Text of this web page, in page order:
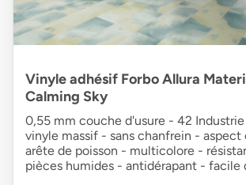
Vinyle adhésif Forbo Allura
Calming Sky
0,55 mm couche d'usure - 42
vinyle massif - sans chanfrein - aspect
arête de poisson - multicolore -
pièces humides - antidérapant - facile